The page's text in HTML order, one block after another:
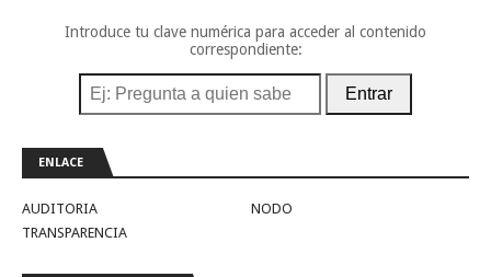
Introduce tu clave numérica para acceder al contenido
correspondiente:
Entrar
ENLACE
AUDITORIA
NODO
TRANSPARENCIA